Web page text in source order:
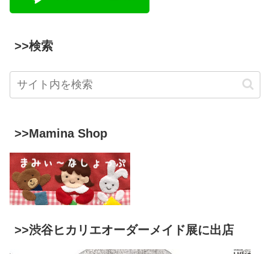
>>検索
>>Mamina Shop
>>渋谷ヒカリエオーダーメイド展に出店